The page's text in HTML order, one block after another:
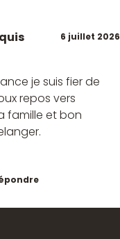
6 juillet 2026
je suis fier de
repos vers
famille et bon